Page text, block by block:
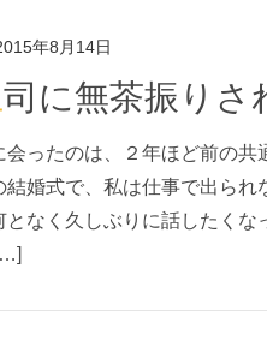
年8月14日
上司に無茶振り
会ったのは、２年ほど前の
結婚式で、私は仕事で出ら
となく久しぶりに話したく